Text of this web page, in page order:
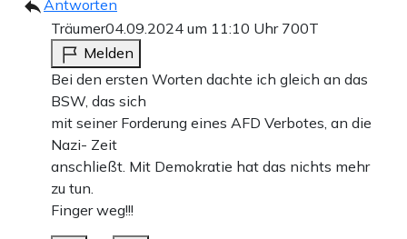
Antworten
Träumer04.09.2024 um 11:10 Uhr 700T
Melden
Bei den ersten Worten dachte ich gleich an das
BSW, das sich
mit seiner Forderung eines AFD Verbotes, an die
Nazi- Zeit
anschließt. Mit Demokratie hat das nichts mehr
zu tun.
Finger weg!!!